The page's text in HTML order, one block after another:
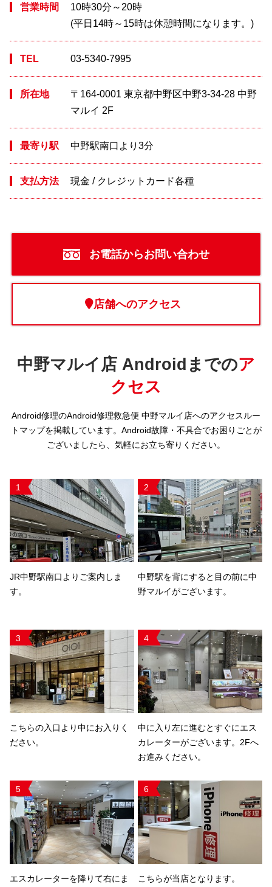
営業時間
10時30分～20時
(平日14時～15時は休憩時間になります。)
TEL 03-5340-7995
所在地
〒164-0001 東京都中野区中野3-34-28 中野
マルイ 2F
最寄り駅 中野駅南口より3分
支払方法 現金 / クレジットカード各種
お電話からお問い合わせ
店舗へのアクセス
中野マルイ店 Androidまでのア
クセス
Android修理のAndroid修理救急便 中野マルイ店へのアクセスルー
トマップを掲載しています。Android故障・不具合でお困りごとが
ございましたら、気軽にお立ち寄りください。
1
JR中野駅南口よりご案内しま
す。
2
中野駅を背にすると目の前に中
野マルイがございます。
3
こちらの入口より中にお入りく
ださい。
4
中に入り左に進むとすぐにエス
カレーターがございます。2Fへ
お進みください。
5
エスカレーターを降りて右にま
6
こちらが当店となります。